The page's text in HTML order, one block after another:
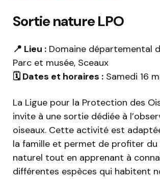
Sortie nature LPO
📍 Lieu : Domaine départemental
Parc et musée, Sceaux
🗓️ Dates et horaires : Samedi 16
La Ligue pour la Protection des
invite à une sortie dédiée à
oiseaux. Cette activité est
la famille et permet de profiter du
naturel tout en apprenant à
différentes espèces qui habitent